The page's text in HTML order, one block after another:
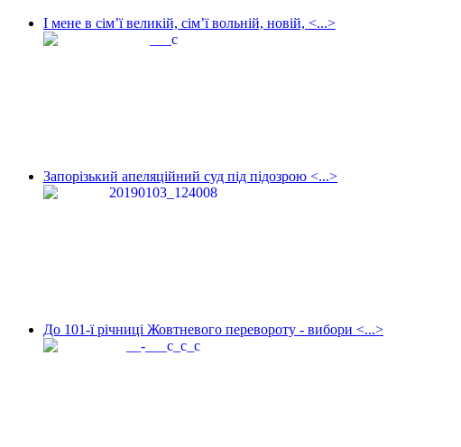
І мене в сім’ї великій, сім’ї вольній, новій, <...>
Запорізький апеляційний суд під підозрою <...>
До 101-ї річниці Жовтневого перевороту - вибори <...>